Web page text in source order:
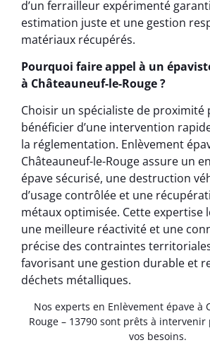
d’un ferrailleur expérimenté
estimation juste et une gestion
matériaux récupérés.
Pourquoi faire appel à un
à Châteauneuf-le-Rouge ?
Choisir un spécialiste de proximité
bénéficier d’une intervention
la réglementation. Enlèvement
Châteauneuf-le-Rouge assure un
épave sécurisé, une destruction
d’usage contrôlée et une
métaux optimisée. Cette expertise
une meilleure réactivité et une
précise des contraintes
favorisant une gestion durable et
déchets métalliques.
Nos experts en Enlèvement épave à
Rouge – 13790 sont prêts à
vos besoins.